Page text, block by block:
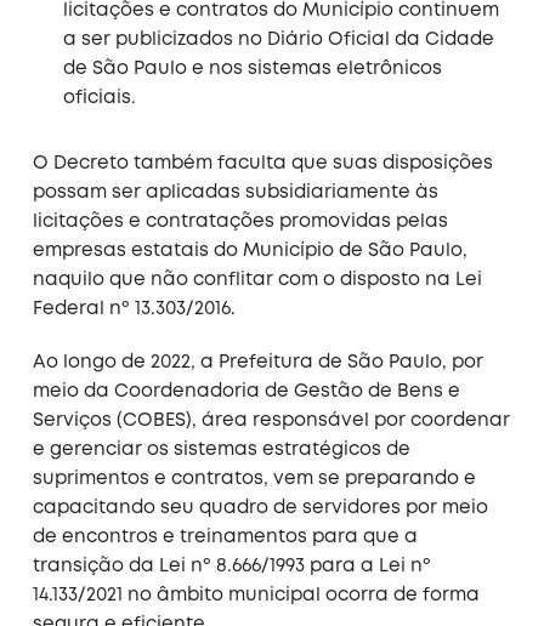
licitações e contratos do Município continuem
a ser publicizados no Diário Oficial da Cidade
de São Paulo e nos sistemas eletrônicos
oficiais.
O Decreto também faculta que suas disposições
possam ser aplicadas subsidiariamente às
licitações e contratações promovidas pelas
empresas estatais do Município de São Paulo,
naquilo que não conflitar com o disposto na Lei
Federal nº 13.303/2016.
Ao longo de 2022, a Prefeitura de São Paulo, por
meio da Coordenadoria de Gestão de Bens e
Serviços (COBES), área responsável por coordenar
e gerenciar os sistemas estratégicos de
suprimentos e contratos, vem se preparando e
capacitando seu quadro de servidores por meio
de encontros e treinamentos para que a
transição da Lei nº 8.666/1993 para a Lei nº
14.133/2021 no âmbito municipal ocorra de forma